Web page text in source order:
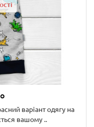
варіант одягу на
вашому ..